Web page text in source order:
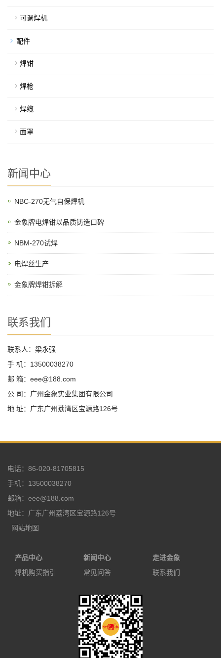
可调焊机
配件
焊钳
焊枪
焊缆
面罩
新闻中心
NBC-270无气自保焊机
金象牌电焊钳以品质铸造口碑
NBM-270试焊
电焊丝生产
金象牌焊钳拆解
联系我们
联系人：梁永强
手 机：13500038270
邮 箱：eee@188.com
公 司：广州金象实业集团有限公司
地 址：广东广州荔湾区宝源路126号
电话：86-020-81705815
手机：13500038270
邮箱：eee@188.com
地址：广东广州荔湾区宝源路126号
网站地图
产品中心
焊机购买指引
新闻中心
常见问答
走进金象
联系我们